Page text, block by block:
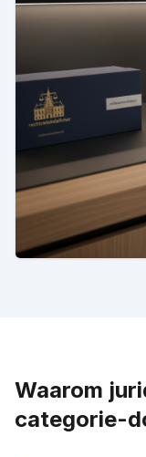
Waarom
categorie-